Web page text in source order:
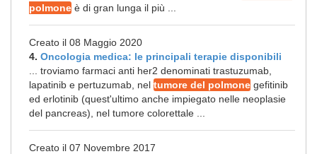
polmone è di gran lunga il più ...
Creato il 08 Maggio 2020
4. Oncologia medica: le principali terapie disponibili
... troviamo farmaci anti her2 denominati trastuzumab,
lapatinib e pertuzumab, nel tumore del polmone gefitinib
ed erlotinib (quest'ultimo anche impiegato nelle neoplasie
del pancreas), nel tumore colorettale ...
Creato il 07 Novembre 2017